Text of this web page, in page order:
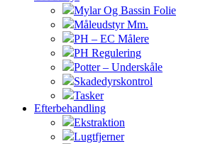
Mylar Og Bassin Folie
Måleudstyr Mm.
PH – EC Målere
PH Regulering
Potter – Underskåle
Skadedyrskontrol
Tasker
Efterbehandling
Ekstraktion
Lugtfjerner